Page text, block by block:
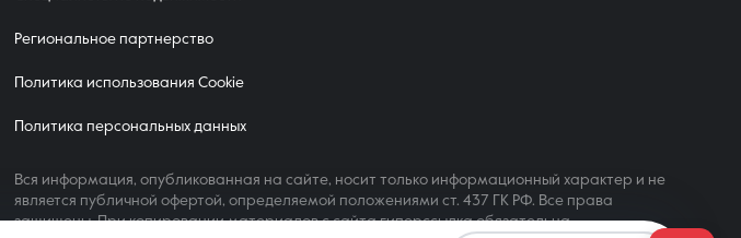
Региональное партнерство
Политика использования Cookie
Политика персональных данных
Вся информация, опубликованная на сайте, носит только информационный характер и не
является публичной офертой, определяемой положениями ст. 437 ГК РФ. Все права
защищены. При копировании материалов с сайта гиперссылка обязательна